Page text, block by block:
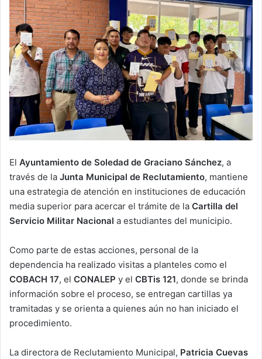
El Ayuntamiento de Soledad de Graciano Sánchez, a
través de la Junta Municipal de Reclutamiento, mantiene
una estrategia de atención en instituciones de educación
media superior para acercar el trámite de la Cartilla del
Servicio Militar Nacional a estudiantes del municipio.
Como parte de estas acciones, personal de la
dependencia ha realizado visitas a planteles como el
COBACH 17, el CONALEP y el CBTis 121, donde se brinda
información sobre el proceso, se entregan cartillas ya
tramitadas y se orienta a quienes aún no han iniciado el
procedimiento.
La directora de Reclutamiento Municipal, Patricia Cuevas